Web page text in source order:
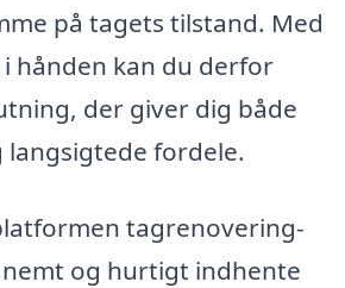
på tagets tilstand. Med
hånden kan du derfor
der giver dig både
fordele.
tagrenovering-
og hurtigt indhente